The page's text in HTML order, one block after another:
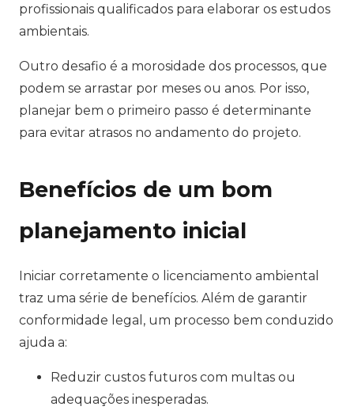
profissionais qualificados para elaborar os estudos
ambientais.
Outro desafio é a morosidade dos processos, que
podem se arrastar por meses ou anos. Por isso,
planejar bem o primeiro passo é determinante
para evitar atrasos no andamento do projeto.
Benefícios de um bom
planejamento inicial
Iniciar corretamente o licenciamento ambiental
traz uma série de benefícios. Além de garantir
conformidade legal, um processo bem conduzido
ajuda a:
Reduzir custos futuros com multas ou
adequações inesperadas.